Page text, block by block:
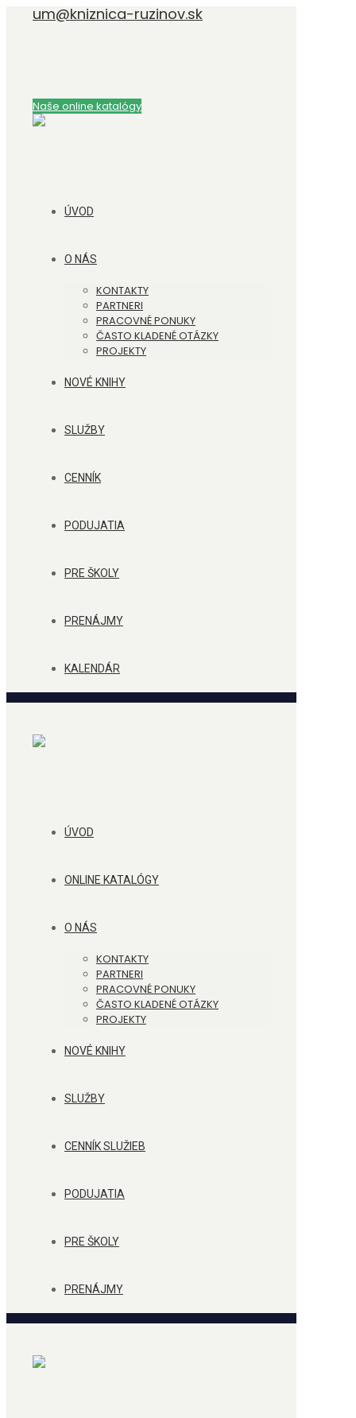
um@kniznica-ruzinov.sk
Naše online katalógy
ÚVOD
O NÁS
KONTAKTY
PARTNERI
PRACOVNÉ PONUKY
ČASTO KLADENÉ OTÁZKY
PROJEKTY
NOVÉ KNIHY
SLUŽBY
CENNÍK
PODUJATIA
PRE ŠKOLY
PRENÁJMY
KALENDÁR
ÚVOD
ONLINE KATALÓGY
O NÁS
KONTAKTY
PARTNERI
PRACOVNÉ PONUKY
ČASTO KLADENÉ OTÁZKY
PROJEKTY
NOVÉ KNIHY
SLUŽBY
CENNÍK SLUŽIEB
PODUJATIA
PRE ŠKOLY
PRENÁJMY